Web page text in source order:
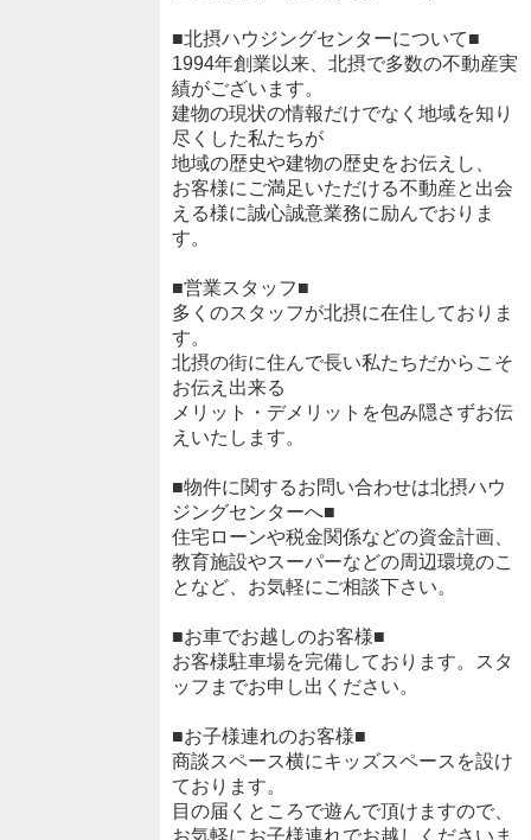
■北摂ハウジングセンターについて■
1994年創業以来、北摂で多数の不動産実
績がございます。
建物の現状の情報だけでなく地域を知り
尽くした私たちが
地域の歴史や建物の歴史をお伝えし、
お客様にご満足いただける不動産と出会
える様に誠心誠意業務に励んでおりま
す。
■営業スタッフ■
多くのスタッフが北摂に在住しておりま
す。
北摂の街に住んで長い私たちだからこそ
お伝え出来る
メリット・デメリットを包み隠さずお伝
えいたします。
■物件に関するお問い合わせは北摂ハウ
ジングセンターへ■
住宅ローンや税金関係などの資金計画、
教育施設やスーパーなどの周辺環境のこ
となど、お気軽にご相談下さい。
■お車でお越しのお客様■
お客様駐車場を完備しております。スタ
ッフまでお申し出ください。
■お子様連れのお客様■
商談スペース横にキッズスペースを設け
ております。
目の届くところで遊んで頂けますので、
お気軽にお子様連れでお越しくださいま